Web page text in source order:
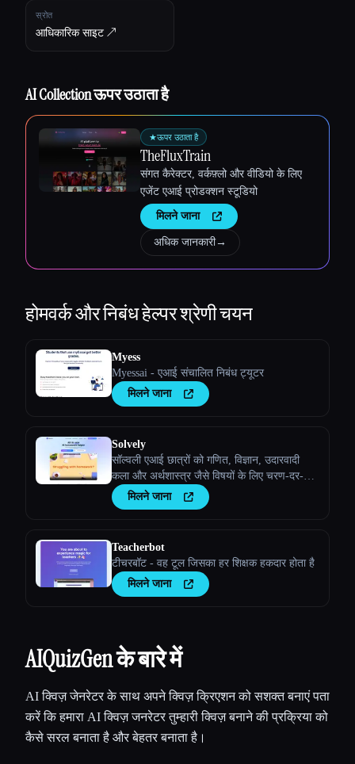
स्रोत
आधिकारिक साइट ↗︎
AI Collection ऊपर उठाता है
★ऊपर उठाता है
TheFluxTrain
संगत कैरेक्टर, वर्कफ़्लो और वीडियो के लिए
एजेंट एआई प्रोडक्शन स्टूडियो
मिलने जाना
अधिक जानकारी→
होमवर्क और निबंध हेल्परश्रेणी चयन
Myess
Myessai - एआई संचालित निबंध ट्यूटर
मिलने जाना
Solvely
सॉल्वली एआई छात्रों को गणित, विज्ञान, उदारवादी
कला और अर्थशास्त्र जैसे विषयों के लिए चरण-दर-
चरण स्पष्टीकरण देकर, सीखने को आसान और कुशल
बनाकर होमवर्क की समस्याओं को हल करने में मदद
मिलने जाना
Teacherbot
टीचरबॉट - वह टूल जिसका हर शिक्षक हकदार होता है
मिलने जाना
AIQuizGen के बारे में
AI क्विज़ जेनरेटर के साथ अपने क्विज़ क्रिएशन को सशक्त बनाएं पता
करें कि हमारा AI क्विज़ जनरेटर तुम्हारी क्विज़ बनाने की प्रक्रिया को
कैसे सरल बनाता है और बेहतर बनाता है।